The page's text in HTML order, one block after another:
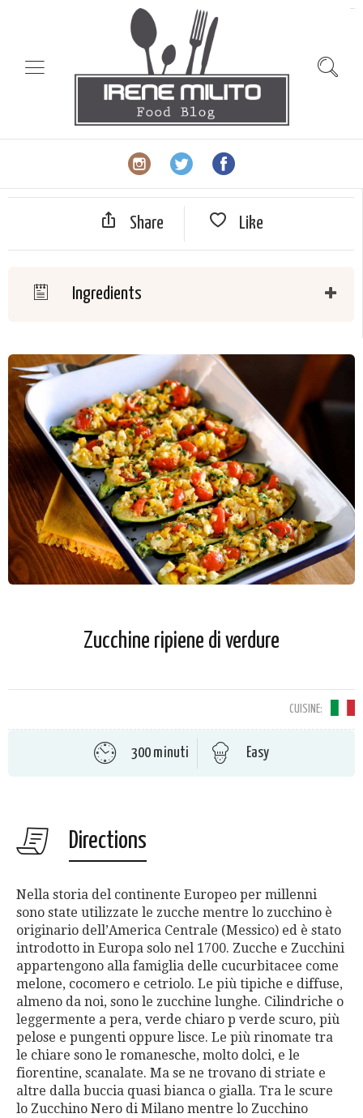
Share Like
Ingredients
Zucchine ripiene di verdure
CUISINE:
300 minuti Easy
Directions
Nella storia del continente Europeo per millenni
sono state utilizzate le zucche mentre lo zucchino è
originario dell’America Centrale (Messico) ed è stato
introdotto in Europa solo nel 1700. Zucche e Zucchini
appartengono alla famiglia delle cucurbitacee come
melone, cocomero e cetriolo. Le più tipiche e diffuse,
almeno da noi, sono le zucchine lunghe. Cilindriche o
leggermente a pera, verde chiaro p verde scuro, più
pelose e pungenti oppure lisce. Le più rinomate tra
le chiare sono le romanesche, molto dolci, e le
fiorentine, scanalate. Ma se ne trovano di striate e
altre dalla buccia quasi bianca o gialla. Tra le scure
lo Zucchino Nero di Milano mentre lo Zucchino